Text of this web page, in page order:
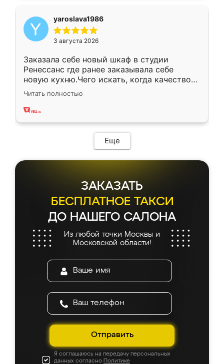
yaroslava1986
3 августа 2026
Заказала себе новый шкаф в студии
Ренессанс где ранее заказывала себе
новую кухню.Чего искать, когда качеством
вполне довольна. Служит кухня уже почти
два года, нареканий нет.
Читать полностью
Еще
ЗАКАЗАТЬ
БЕСПЛАТНОЕ ТАКСИ
ДО НАШЕГО САЛОНА
Из любой точки Москвы и
Московской области!
Отправить
Я соглашаюсь на передачу персональных
данных согласно Политике